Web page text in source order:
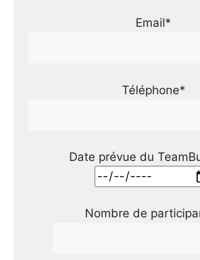
Email*
Téléphone*
Date prévue du
Nombre de